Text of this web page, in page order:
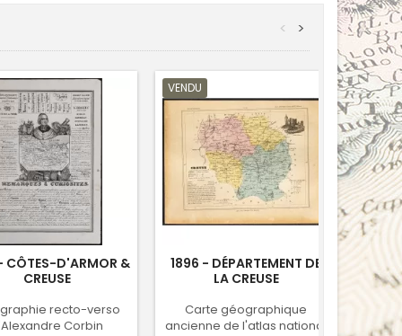
>
<
CÔTES-D'ARMOR &
CREUSE
recto-verso
Corbin
VENDU
1896 - DÉPARTEMENT DE
LA CREUSE
Carte géographique
ancienne de l'atlas national
VENDU